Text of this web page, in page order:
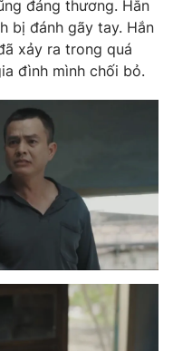
đáng thương. Hắn
bị đánh gãy tay. Hắn
xảy ra trong quá
đình mình chối bỏ.